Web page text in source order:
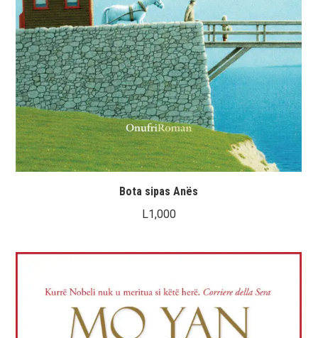
Bota sipas Anës
L1,000